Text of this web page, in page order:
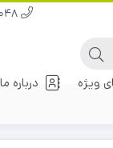
ویژه درباره ما